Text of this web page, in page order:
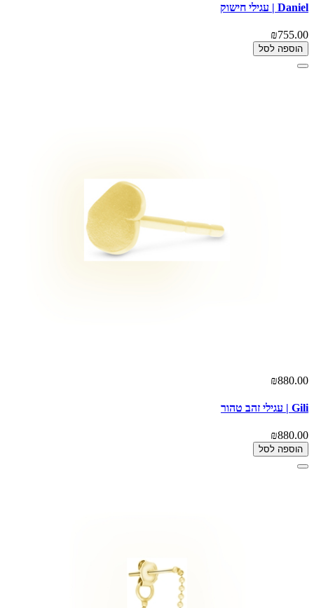
Daniel | עגילי חישוק
₪755.00
הוספה לסל
₪880.00
Gili | עגילי זהב טהור
₪880.00
הוספה לסל